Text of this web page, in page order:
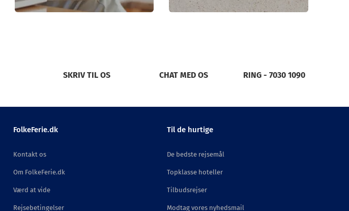
SKRIV TIL OS CHAT MED OS RING - 7030 1090
FolkeFerie.dk
Kontakt os
Om FolkeFerie.dk
Værd at vide
Rejsebetingelser
Til de hurtige
De bedste rejsemål
Topklasse hoteller
Tilbudsrejser
Modtag vores nyhedsmail